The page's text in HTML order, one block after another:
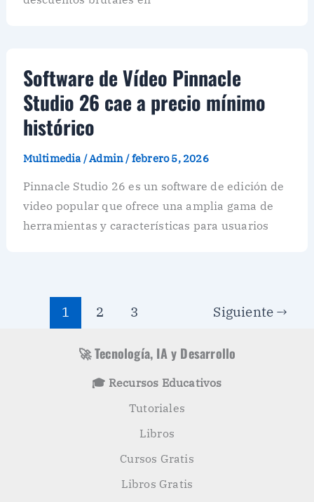
Software de Vídeo Pinnacle
Studio 26 cae a precio mínimo
histórico
Multimedia/Admin /febrero 5, 2026
Pinnacle Studio 26 es un software de edición de
video popular que ofrece una amplia gama de
herramientas y características para usuarios
1 2 3 Siguiente →
🚀 Tecnología, IA y Desarrollo
🎓 Recursos Educativos
Tutoriales
Libros
Cursos Gratis
Libros Gratis